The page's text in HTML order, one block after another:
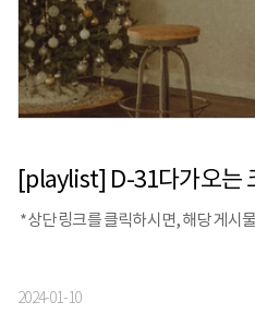
*상단 링크를 클릭하시면, 해당 게시
2024-01-10